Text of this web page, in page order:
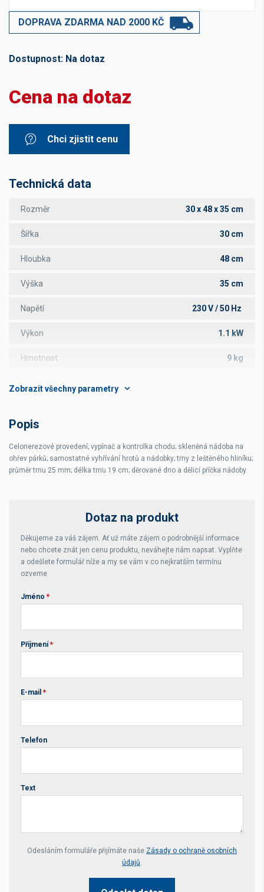
DOPRAVA ZDARMA NAD 2000 KČ
Dostupnost: Na dotaz
Cena na dotaz
Chci zjistit cenu
Technická data
Rozměr 30 x 48 x 35 cm
Šířka 30 cm
Hloubka 48 cm
Výška 35 cm
Napětí 230 V / 50 Hz
Výkon 1.1 kW
Hmotnost 9 kg
Rozměr vany
Popis
Celonerezové provedení; vypínač a kontrolka chodu; skleněná nádoba na
ohřev párků; samostatné vyhřívání hrotů a nádobky; trny z leštěného hliníku;
průměr trnu 25 mm; délka trnu 19 cm; děrované dno a dělicí příčka nádoby.
Dotaz na produkt
Děkujeme za váš zájem. Ať už máte zájem o podrobnější informace
nebo chcete znát jen cenu produktu, neváhejte nám napsat. Vyplňte
a odešlete formulář níže a my se vám v co nejkratším termínu
ozveme.
Jméno *
Příjmení *
E-mail *
Telefon
Text
Your website *
Odesláním formuláře přijímáte naše Zásady o ochraně osobních
údajů.